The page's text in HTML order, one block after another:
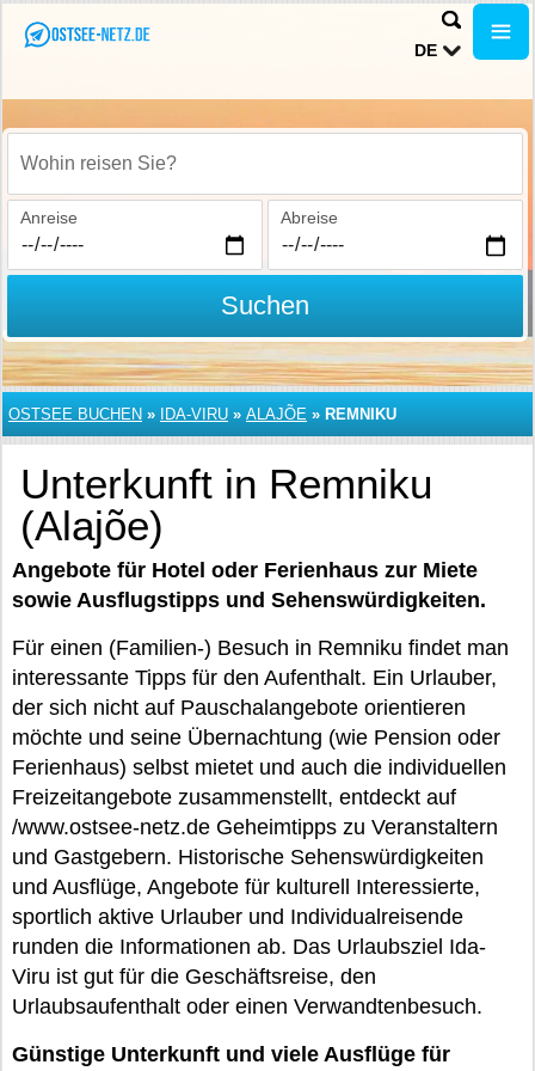
DE
Wohin reisen Sie?
Anreise Abreise
Suchen
OSTSEE BUCHEN » IDA-VIRU » ALAJÕE » REMNIKU
Unterkunft in Remniku
(Alajõe)
Angebote für Hotel oder Ferienhaus zur Miete
sowie Ausflugstipps und Sehenswürdigkeiten.
Für einen (Familien-) Besuch in Remniku findet man
interessante Tipps für den Aufenthalt. Ein Urlauber,
der sich nicht auf Pauschalangebote orientieren
möchte und seine Übernachtung (wie Pension oder
Ferienhaus) selbst mietet und auch die individuellen
Freizeitangebote zusammenstellt, entdeckt auf
/www.ostsee-netz.de Geheimtipps zu Veranstaltern
und Gastgebern. Historische Sehenswürdigkeiten
und Ausflüge, Angebote für kulturell Interessierte,
sportlich aktive Urlauber und Individualreisende
runden die Informationen ab. Das Urlaubsziel Ida-
Viru ist gut für die Geschäftsreise, den
Urlaubsaufenthalt oder einen Verwandtenbesuch.
Günstige Unterkunft und viele Ausflüge für